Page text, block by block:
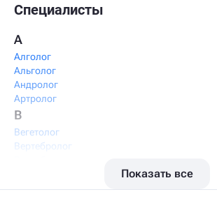
Специалисты
А
Алголог
Альголог
Андролог
Артролог
В
Вегетолог
Вертебролог
Висцеральный массажист
Показать все